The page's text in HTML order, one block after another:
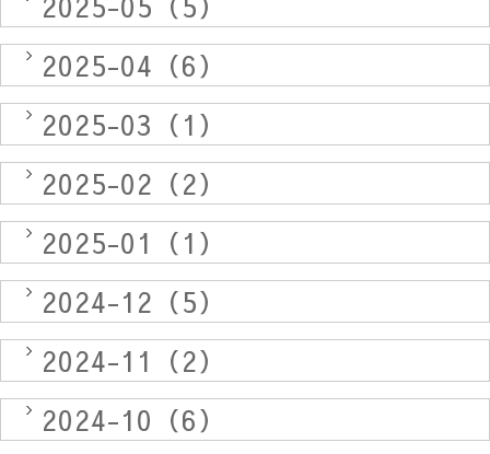
2025-04（6）
2025-03（1）
2025-02（2）
2025-01（1）
2024-12（5）
2024-11（2）
2024-10（6）